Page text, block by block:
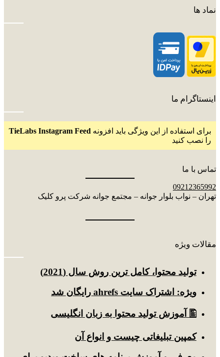
نماد ها
اینستاگرام ما
برای استفاده از این ویژگی باید افزونه TieLabs Instagram Feed
را نصب کنید
تماس با ما
09212365992
تهران – نواب بلوار جوانه – مجتمع جوانه شرکت پرو کلیک
مقالات ویژه
توليد محتوا، کامل ترین روش سال (2021)
ویژه: اشتراک سایت ahrefs رایگان شد
🖺 آموزش تولید محتوا به زبان انگلیسی
کمپین تبلیغاتی چیست و انواع آن